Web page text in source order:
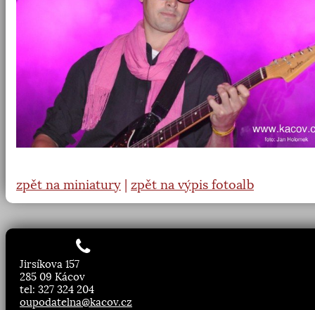
zpět na miniatury zpět na výpis fotoalb
Jirsíkova 157
285 09 Kácov
tel: 327 324 204
oupodatelna@kacov.cz